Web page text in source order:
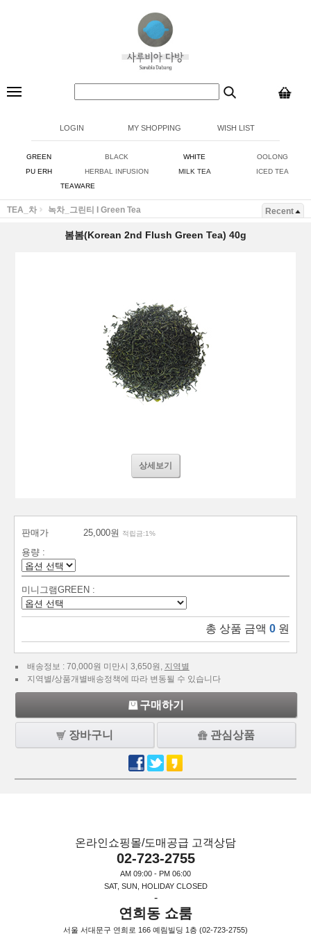
LOGIN MY SHOPPING WISH LIST
GREEN BLACK WHITE
OOLONG
PU ERH
HERBAL INFUSION MILK TEA
ICED TEA
TEAWARE
TEA_차 녹차_그린티 I Green Tea Recent
봄봄(Korean 2nd Flush Green Tea) 40g
상세보기
판매가 25,000원 적립금:1%
용량 :
미니그램GREEN :
총 상품 금액 0 원
배송정보 : 70,000원 미만시 3,650원, 지역별
지역별/상품개별배송정책에 따라 변동될 수 있습니다
구매하기
장바구니 관심상품
온라인쇼핑몰/도매공급 고객상담
02-723-2755
AM 09:00 - PM 06:00
SAT, SUN, HOLIDAY CLOSED
-
연희동 쇼룸
서울 서대문구 연희로 166 예림빌딩 1층 (02-723-2755)